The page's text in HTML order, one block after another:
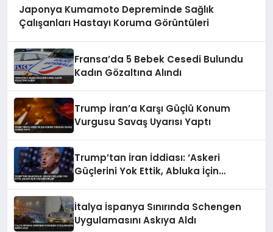
Japonya Kumamoto Depreminde Sağlık
Çalışanları Hastayı Koruma Görüntüleri
Fransa’da 5 Bebek Cesedi Bulundu
Kadın Gözaltına Alındı
Trump İran’a Karşı Güçlü Konum
Vurgusu Savaş Uyarısı Yaptı
Trump’tan İran İddiası: ‘Askeri
Güçlerini Yok Ettik, Abluka İçin
İtalya İspanya Sınırında Schengen
Uygulamasını Askıya Aldı